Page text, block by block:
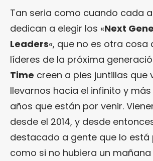
Tan seria como cuando cada
dedican a elegir los «Next
Leaders«, que no es otra cosa
líderes de la próxima
Time creen a pies juntillas que
llevarnos hacia el infinito y
años que están por venir.
desde el 2014, y desde
destacado a gente que lo está
como si no hubiera un